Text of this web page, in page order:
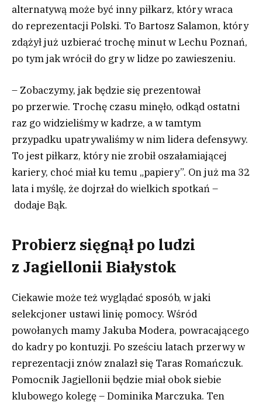
alternatywą może być inny piłkarz, który wraca
do reprezentacji Polski. To Bartosz Salamon, który
zdążył już uzbierać trochę minut w Lechu Poznań,
po tym jak wrócił do gry w lidze po zawieszeniu.
– Zobaczymy, jak będzie się prezentował
po przerwie. Trochę czasu minęło, odkąd ostatni
raz go widzieliśmy w kadrze, a w tamtym
przypadku upatrywaliśmy w nim lidera defensywy.
To jest piłkarz, który nie zrobił oszałamiającej
kariery, choć miał ku temu „papiery”. On już ma 32
lata i myślę, że dojrzał do wielkich spotkań –
dodaje Bąk.
Probierz sięgnął po ludzi
z Jagiellonii Białystok
Ciekawie może też wyglądać sposób, w jaki
selekcjoner ustawi linię pomocy. Wśród
powołanych mamy Jakuba Modera, powracającego
do kadry po kontuzji. Po sześciu latach przerwy w
reprezentacji znów znalazł się Taras Romańczuk.
Pomocnik Jagiellonii będzie miał obok siebie
klubowego kolegę – Dominika Marczuka. Ten